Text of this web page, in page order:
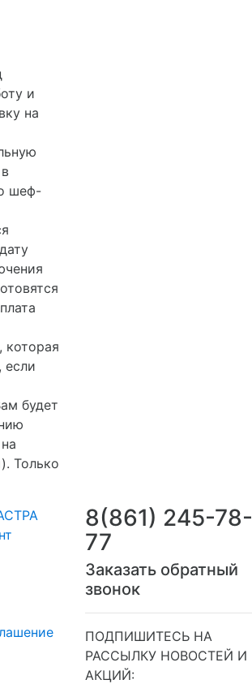
и
на
шеф-
которая
если
будет
Только
8(861) 245-78-
77
Заказать обратный
звонок
ПОДПИШИТЕСЬ НА
РАССЫЛКУ НОВОСТЕЙ И
АКЦИЙ: